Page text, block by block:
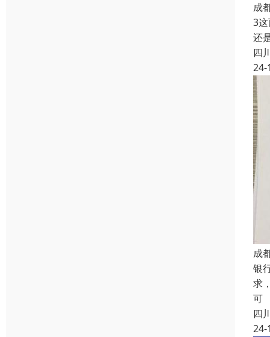
成
3
还
四
24-
成
银
求
可
四
24-